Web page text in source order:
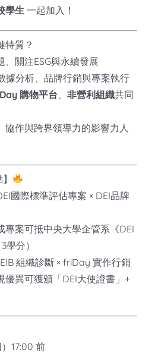
學生 一起加入！
特質？
關注ESG與永續發展
據分析、品牌行銷與專案執行
購物平台 、非營利組織共同
協作與跨界領導力的影響力人
國際標準評估專案 × DEI品牌
專案可抵中央大學企管系《DEI
分）
組織診斷 × friDay 實作行銷
優異可獲頒「DEI大使證書」+
17:00 前